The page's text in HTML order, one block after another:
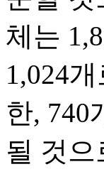
체는
1,024
한, 740
될 것